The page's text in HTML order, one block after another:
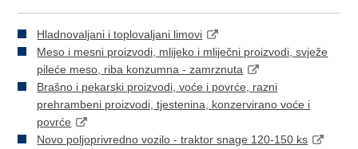
Hladnovaljani i toplovaljani limovi
Meso i mesni proizvodi, mlijeko i mliječni proizvodi, svježe
pileće meso, riba konzumna - zamrznuta
Brašno i pekarski proizvodi, voće i povrće, razni
prehrambeni proizvodi, tjestenina, konzervirano voće i
povrće
Novo poljoprivredno vozilo - traktor snage 120-150 ks